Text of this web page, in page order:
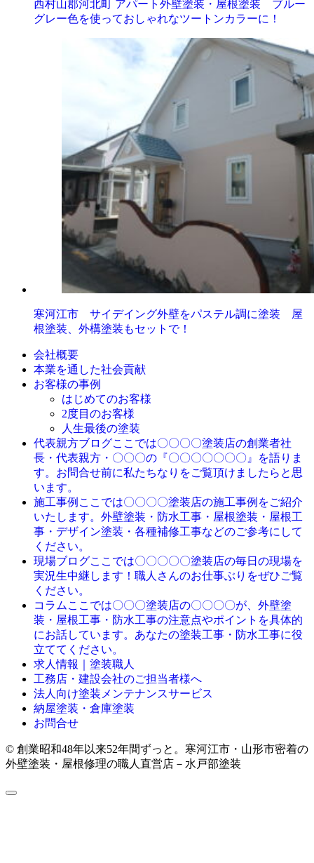
西村山郡河北町 アパート外壁塗装・屋根塗装 ブルー
グレー色を使っておしゃれなツートンカラーに！
寒河江市 サイデイング外壁をパステル調に塗装 屋
根塗装、外構塗装もセットで！
会社概要
本業を通した社会貢献
お客様の事例
はじめてのお客様
2度目のお客様
人生最後の塗装
代表親方ブログここでは〇〇〇〇塗装店の創業者社
長・代表親方・〇〇〇の『〇〇〇〇〇〇〇』を語りま
す。お問合せ前に私たちなりをご覧頂けましたらと思
います。
施工事例 ここでは〇〇〇〇塗装店の施工事例をご紹介
いたします。外壁塗装・防水工事・屋根塗装・屋根工
事・デザイン塗装・各種補修工事などのご参考にして
ください。
現場ブログここでは〇〇〇〇〇塗装店の毎日の現場を
実況生中継します！職人さんのお仕事ぶりをぜひご覧
ください。
コラム ここでは〇〇〇塗装店の〇〇〇〇が、外壁塗
装・屋根工事・防水工事の注意点やポイントを具体的
にお話しています。あなたの塗装工事・防水工事に役
立ててください。
求人情報｜塗装職人
工務店・建設会社のご担当者様へ
法人向け塗装メンテナンスサービス
納屋塗装・倉庫塗装
お問合せ
© 創業昭和48年以来52年間ずっと。寒河江市・山形市密着の
外壁塗装・屋根修理の職人直営店－水戸部塗装